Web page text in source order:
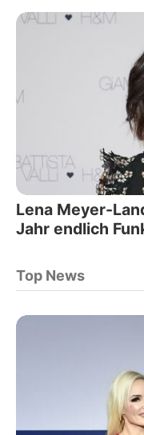
Lena Meyer-
Jahr endlich
Top News